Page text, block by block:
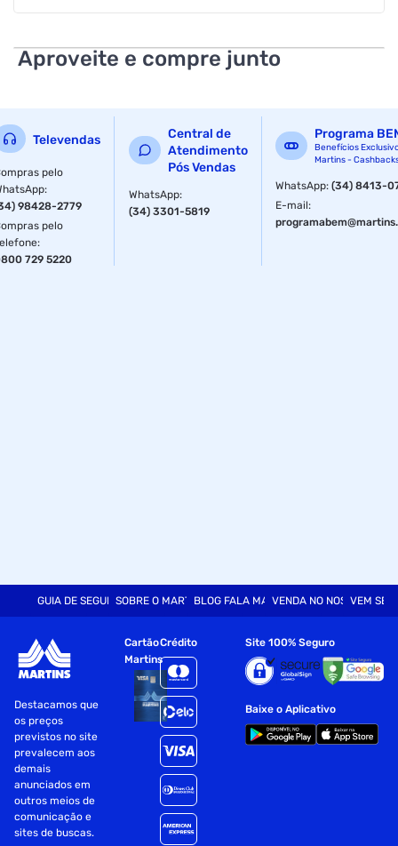
Aproveite e compre junto
Televendas
pelo
:
98428-2779
pelo
:
729 5220
Central de
Atendimento
Pós Vendas
WhatsApp:
(34) 3301-5819
Programa
Benefícios
Martins -
WhatsApp:(34) 8413-
E-mail:
GUIA DE SEGURANÇASOBRE O MARTINSBLOG FALA MARTVENDA NO NOSSO SITE
VEM SER
Destacamos que
os preços
previstos no site
prevalecem aos
demais
anunciados em
outros meios de
comunicação e
sites de buscas.
Cartão
Martins
Crédito Site 100% Seguro
Baixe o Aplicativo